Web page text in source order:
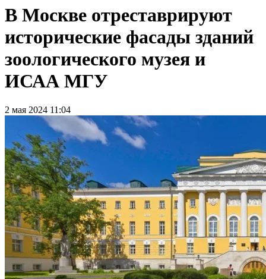
В Москве отреставрируют
исторические фасады зданий
зоологического музея и
ИСАА МГУ
2 мая 2024 11:04